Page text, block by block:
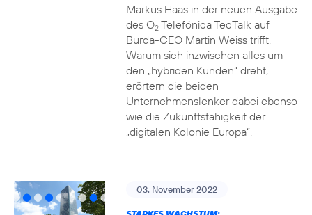
Markus Haas in der neuen Ausgabe
des O2Telefónica TecTalk auf
Burda-CEO Martin Weiss trifft.
Warum sich inzwischen alles um
den „hybriden Kunden“ dreht,
erörtern die beiden
Unternehmenslenker dabei ebenso
wie die Zukunftsfähigkeit der
„digitalen Kolonie Europa“.
03. November 2022